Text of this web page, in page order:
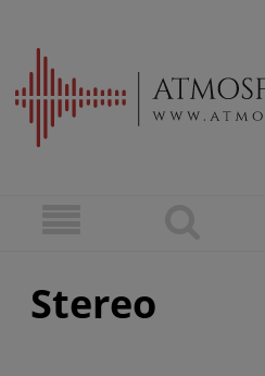
Stereo